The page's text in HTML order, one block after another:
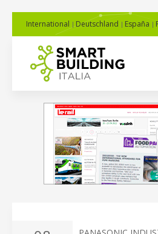
International Deutschland España